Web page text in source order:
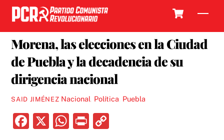
Skip
content
Morena, las elecciones en la Ciudad
de Puebla y la decadencia de su
dirigencia nacional
SAID JIMÉNEZ Nacional Política Puebla
F
X
W P